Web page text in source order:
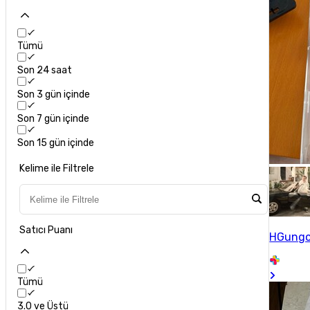
Tümü
Son 24 saat
Son 3 gün içinde
Son 7 gün içinde
Son 15 gün içinde
Kelime ile Filtrele
Satıcı Puanı
Tümü
3.0 ve Üstü